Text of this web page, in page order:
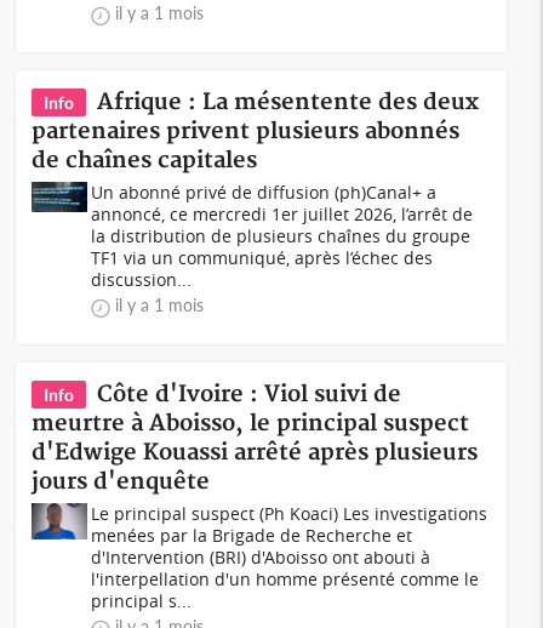
il y a 1 mois
Info
Afrique : La mésentente des deux
partenaires privent plusieurs abonnés
de chaînes capitales
Un abonné privé de diffusion (ph)Canal+ a
annoncé, ce mercredi 1er juillet 2026, l’arrêt de
la distribution de plusieurs chaînes du groupe
TF1 via un communiqué, après l’échec des
discussion...
il y a 1 mois
Info
Côte d'Ivoire : Viol suivi de
meurtre à Aboisso, le principal suspect
d'Edwige Kouassi arrêté après plusieurs
jours d'enquête
Le principal suspect (Ph Koaci) Les investigations
menées par la Brigade de Recherche et
d'Intervention (BRI) d'Aboisso ont abouti à
l'interpellation d'un homme présenté comme le
principal s...